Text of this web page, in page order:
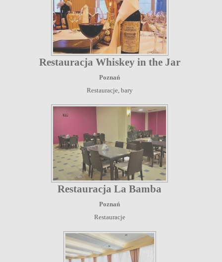
Restauracja Whiskey in the Jar
Poznań
Restauracje, bary
Restauracja La Bamba
Poznań
Restauracje